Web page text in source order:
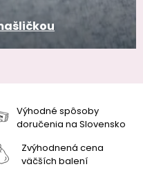
Výhodné spôsoby
doručenia na Slovensko
Zvýhodnená cena
väčších balení